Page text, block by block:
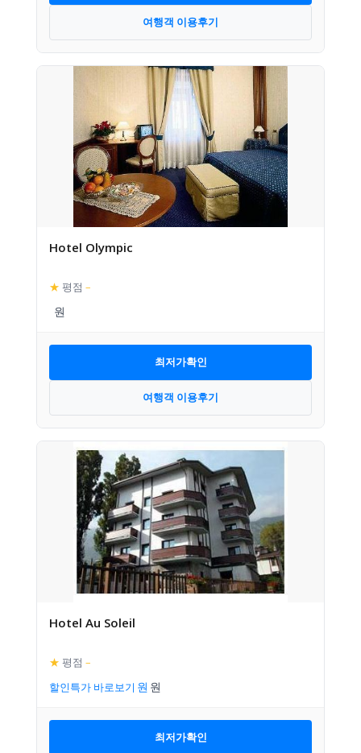
여행객 이용후기
Hotel Olympic
★ 평점 –
최저가확인
여행객 이용후기
Hotel Au Soleil
★ 평점 –
할인특가 바로보기
최저가확인